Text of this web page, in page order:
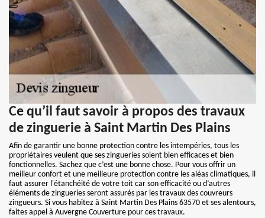
Ce qu’il faut savoir à propos des travaux
de zinguerie à Saint Martin Des Plains
Afin de garantir une bonne protection contre les intempéries, tous les
propriétaires veulent que ses zingueries soient bien efficaces et bien
fonctionnelles. Sachez que c’est une bonne chose. Pour vous offrir un
meilleur confort et une meilleure protection contre les aléas climatiques, il
faut assurer l'étanchéité de votre toit car son efficacité ou d’autres
éléments de zingueries seront assurés par les travaux des couvreurs
zingueurs. Si vous habitez à Saint Martin Des Plains 63570 et ses alentours,
faites appel à Auvergne Couverture pour ces travaux.